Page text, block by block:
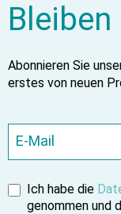
Abonnieren Sie
erstes von neuen
Ich habe die
genommen und